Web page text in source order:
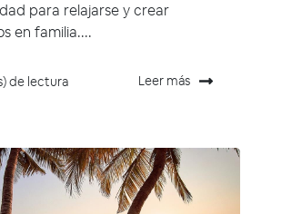
para relajarse y crear
en familia....
de lectura Leer más